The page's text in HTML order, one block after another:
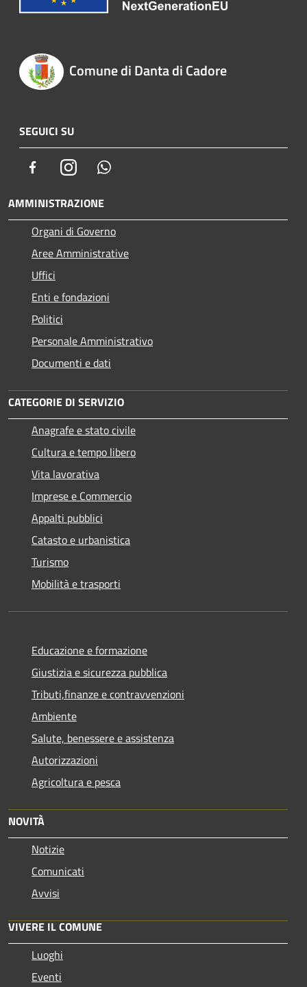
Comune di Danta di Cadore
SEGUICI SU
FacebookInstagram
AMMINISTRAZIONE
Organi di Governo
Aree Amministrative
Uffici
Enti e fondazioni
Politici
Personale Amministrativo
Documenti e dati
CATEGORIE DI SERVIZIO
Anagrafe e stato civile
Cultura e tempo libero
Vita lavorativa
Imprese e Commercio
Appalti pubblici
Catasto e urbanistica
Turismo
Mobilità e trasporti
Educazione e formazione
Giustizia e sicurezza pubblica
Tributi,finanze e contravvenzioni
Ambiente
Salute, benessere e assistenza
Autorizzazioni
Agricoltura e pesca
NOVITÀ
Notizie
Comunicati
Avvisi
VIVERE IL COMUNE
Luoghi
Eventi